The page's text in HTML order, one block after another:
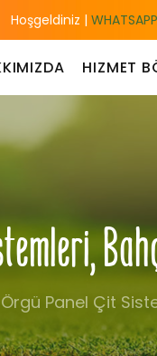
Hoşgeldiniz |
HIZMET
Panel Çit